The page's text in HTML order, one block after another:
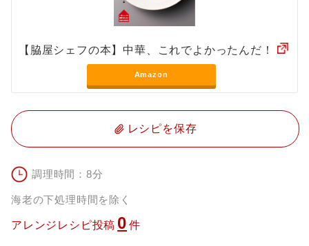
【脇屋シェフの本】中華、これでよかったんだ！
Amazon
レシピを保存
調理時間：8分
海老の下処理時間を除く
アレンジレシピ投稿 0 件